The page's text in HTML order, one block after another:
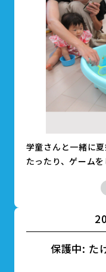
学童さんと一緒に
たったり、ゲーム
保護中: た